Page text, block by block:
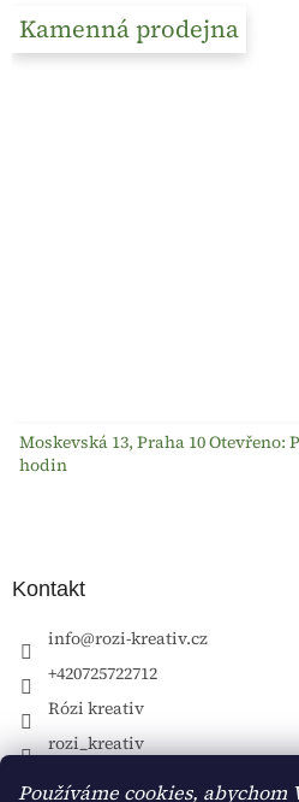
Používáme cookies,
Kamenná prodejna
Moskevská 13, Praha 10 Otevřeno:
hodin
Kontakt
info@rozi-kreativ.cz
+420725722712
Rózi kreativ
rozi_kreativ